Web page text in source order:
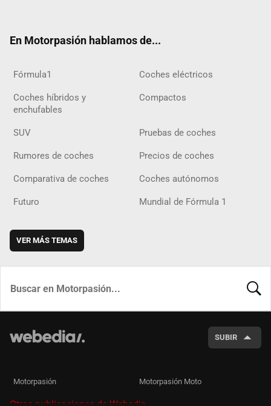
En Motorpasión hablamos de...
Fórmula1 Coches eléctricos
Coches híbridos y
enchufables
Compactos
SUV Pruebas de coches
Rumores de coches Precios de coches
Comparativa de coches Coches autónomos
Futuro Mundial de Fórmula 1
VER MÁS TEMAS
SUBIR
Motorpasión Motorpasión Moto